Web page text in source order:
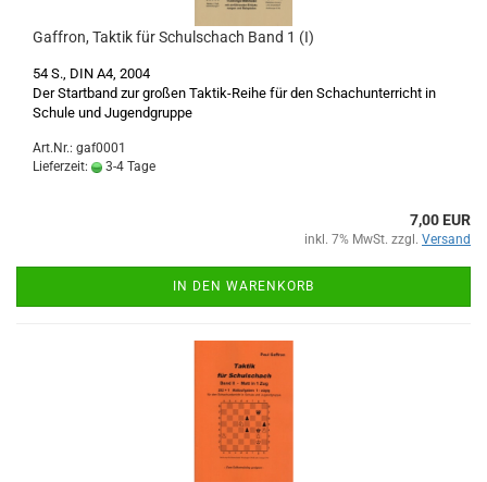
Gaffron, Taktik für Schulschach Band 1 (I)
54 S., DIN A4, 2004
Der Startband zur großen Taktik-Reihe für den Schachunterricht in
Schule und Jugendgruppe
Art.Nr.: gaf0001
Lieferzeit:
3-4 Tage
7,00 EUR
inkl. 7% MwSt. zzgl. Versand
IN DEN WARENKORB